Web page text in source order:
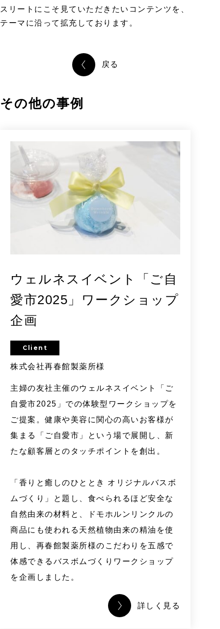
スリートにこそ見ていただきたいコンテンツを、
テーマに沿って拡充しております。
戻る
その他の事例
ウェルネスイベント「ご自
愛市2025」ワークショップ
企画
Client
株式会社再春館製薬所様
主婦の友社主催のウェルネスイベント「ご
自愛市2025」での体験型ワークショップを
ご提案。健康や美容に関心の高いお客様が
集まる「ご自愛市」という場で展開し、新
たな顧客層とのタッチポイントを創出。
「香りと癒しのひととき オリジナルバスボ
ムづくり」と題し、食べられるほど安全な
自然由来の材料と、ドモホルンリンクルの
商品にも使われる天然植物由来の精油を使
用し、再春館製薬所様のこだわりを五感で
体感できるバスボムづくりワークショップ
を企画しました。
詳しく見る